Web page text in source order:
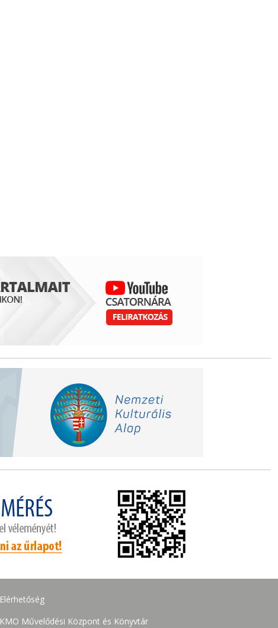
Elérhetőség
KMO Művelődési Központ és Könyvtár